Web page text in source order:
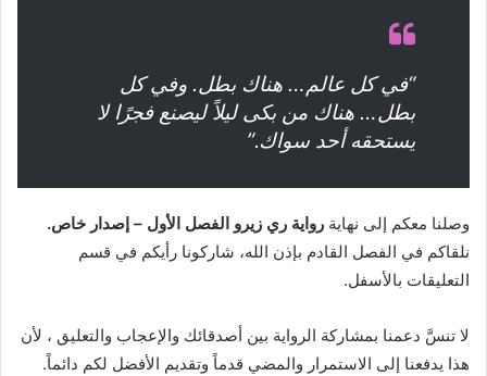
“في كل عالم… هناك بطل. وفي كل
بطل… هناك من بكى ليلاً ليصنع فجرًا لا
يستحقه أحد سواك.”
وصلنا معكم إلى نهاية رواية ري زيرو الفصل الأول – إصدار خاص.
نلقاكم في الفصل القادم بإذن الله، شاركونا رأيكم في قسم
التعليقات بالأسفل.
لا تنسَّ دعمنا بمشاركة الرواية بين أصدقائك والإعجاب والتعليق ، لأن
هذا يدفعنا إلى الاستمرار والمضي قدماً وتقديم الأفضل لكم دائماً.